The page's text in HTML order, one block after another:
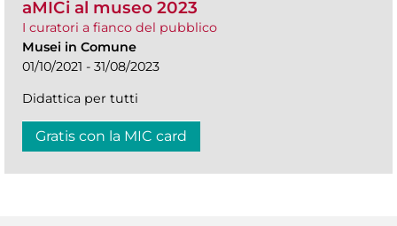
aMICi al museo 2023
I curatori a fianco del pubblico
Musei in Comune
01/10/2021 - 31/08/2023
Didattica per tutti
Gratis con la MIC card